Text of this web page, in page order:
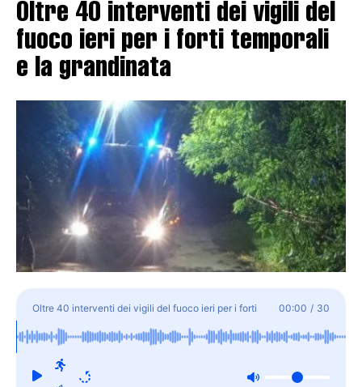
Oltre 40 interventi dei vigili del
fuoco ieri per i forti temporali
e la grandinata
Oltre 40 interventi dei vigili del fuoco ieri per i forti
temporali e la grandinata
00:00 / 30